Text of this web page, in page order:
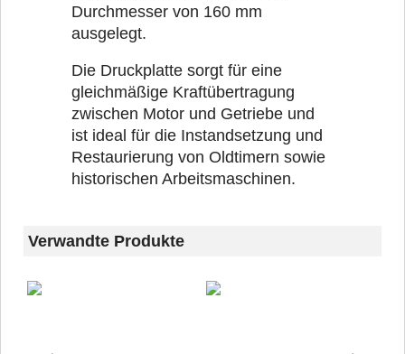
Durchmesser von 160 mm
ausgelegt.
Die Druckplatte sorgt für eine
gleichmäßige Kraftübertragung
zwischen Motor und Getriebe und
ist ideal für die Instandsetzung und
Restaurierung von Oldtimern sowie
historischen Arbeitsmaschinen.
Verwandte Produkte